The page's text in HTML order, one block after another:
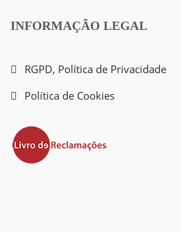
INFORMAÇÃO LEGAL
RGPD, Política de Privacidade
Política de Cookies